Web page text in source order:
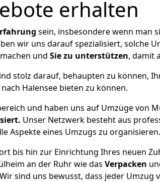
erhalten
sein, insbesondere wenn man
wir uns darauf spezialisiert, solche
und Sie zu unterstützen, damit
stolz darauf, behaupten zu können,
Halensee bieten zu können.
und haben uns auf Umzüge von
Unser Netzwerk besteht aus
Aspekte eines Umzugs zu organisieren.
bis hin zur Einrichtung Ihres neuen
an der Ruhr wie das Verpacken
sind uns bewusst, dass jeder Umzug